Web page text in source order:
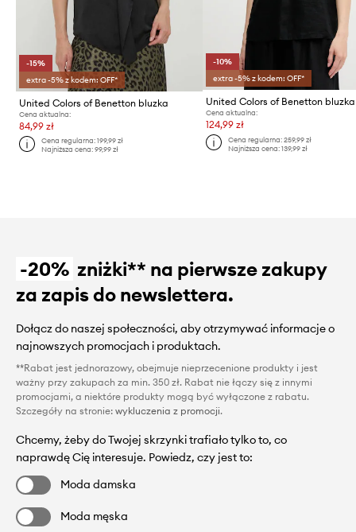
-15%
extra -5% z kodem: OFF*
United Colors of Benetton bluzka
Cena aktualna:
84,99 zł
Cena regularna:199,99 zł
Najniższa cena:99,99 zł
-10%
extra -5% z kodem: OFF*
Cena aktualna:
124,99 zł
Cena regularna: 259,99 zł
Najniższa cena: 139,99 zł
-20% zniżki** na pierwsze zakupy
za zapis do newslettera.
Dołącz do naszej społeczności, aby otrzymywać informacje o
najnowszych promocjach i produktach.
**Rabat jest jednorazowy, obejmuje nieprzecenione produkty i jest
ważny przy zakupach za min. 350 zł. Rabat nie łączy się z innymi
promocjami, a niektóre produkty mogą być wyłączone z rabatu.
Szczegóły na stronie: wykluczenia z promocji.
Chcemy, żeby do Twojej skrzynki trafiało tylko to, co
naprawdę Cię interesuje. Powiedz, czy jest to:
Moda damska
Moda męska